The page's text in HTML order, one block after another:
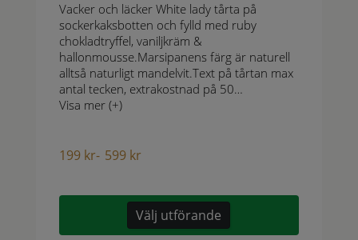
Vacker och läcker White lady tårta på
sockerkaksbotten och fylld med ruby
chokladtryffel, vaniljkräm &
hallonmousse.Marsipanens färg är naturell
alltså naturligt mandelvit.Text på tårtan max
antal tecken, extrakostnad på 50…
Visa mer (+)
199 kr- 599 kr
Välj utförande